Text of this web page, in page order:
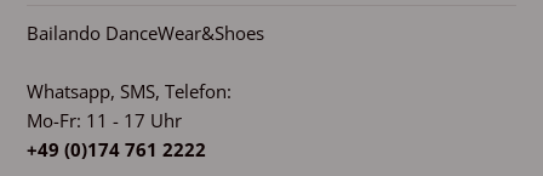
Bailando DanceWear&Shoes
Whatsapp, SMS, Telefon:
Mo-Fr: 11 - 17 Uhr
+49 (0)174 761 2222